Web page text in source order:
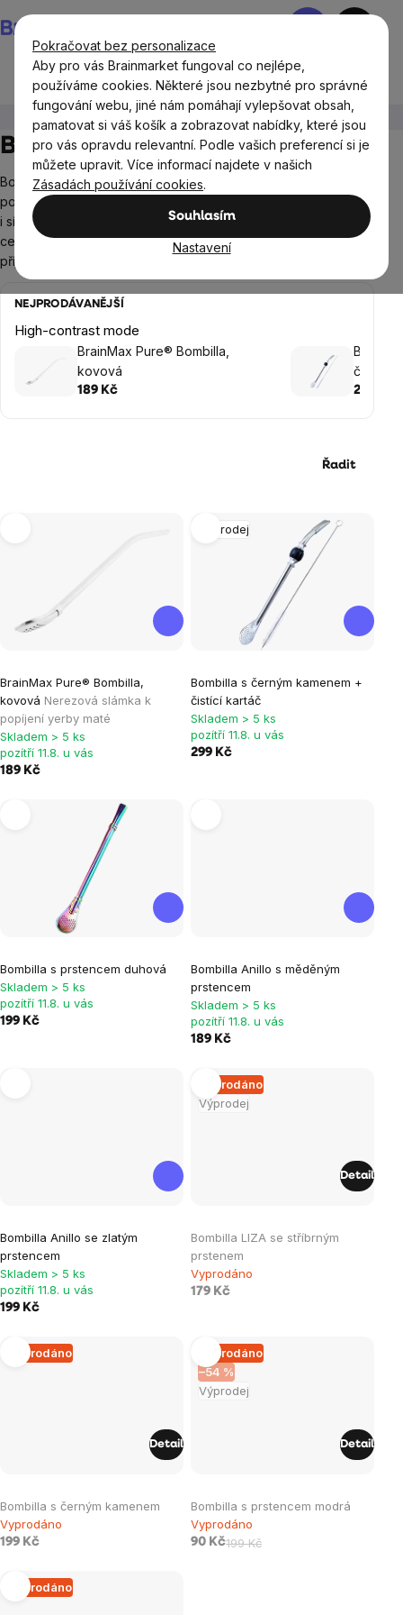
Pokračovat bez personalizace
Aby pro vás Brainmarket fungoval co nejlépe,
používáme cookies. Některé jsou nezbytné pro správné
fungování webu, jiné nám pomáhají vylepšovat obsah,
pamatovat si váš košík a zobrazovat nabídky, které jsou
pro vás opravdu relevantní. Podle vašich preferencí si je
můžete upravit. Více informací najdete v našich
Zásadách používání cookies.
Souhlasím
Nastavení
na
obsah
Nákupní
Potraviny Nápoje BrainMax Yerba Maté Bombilly
Bombilly
Bombilla je nutná součást tradiční připravy yerby. Jde v
podstatě o brčko a filtr v jednom. Bombilla funguje jako slámka
i sítko zároveň, takže nápoj lze usrkávat, zatímco kousky
cesmíny zůstávají v kalabase. Pití yerba maté je pak mnohem
příjemnější.
NEJPRODÁVANĚJŠÍ
High-contrast mode
BrainMax Pure® Bombilla,
kovová
189 Kč
čistící
299 Kč
Řadit
BrainMax Pure® Bombilla,
kovová Nerezová slámka k
popíjení yerby maté
hodnocení
produktu
je
5,0
z
Skladem > 5 ks
pozítří 11.8. u vás
189 Kč
Výprodej
Bombilla s černým kamenem +
čistící kartáč
hodnocení
produktu
je
0,0
Skladem > 5 ks
pozítří 11.8. u vás
299 Kč
Bombilla s prstencem duhová
hodnocení
produktu
je
Skladem > 5 ks
pozítří 11.8. u vás
199 Kč
Bombilla Anillo s měděným
prstencem
Skladem > 5 ks
pozítří 11.8. u vás
189 Kč
Bombilla Anillo se zlatým
prstencem
hodnocení
produktu
je
5,0
Skladem > 5 ks
pozítří 11.8. u vás
199 Kč
Výprodej
Vyprodáno
Bombilla LIZA se stříbrným
prstenem
hodnocení
produktu
je
hvězdiček.
Vyprodáno
179 Kč
Detail
Vyprodáno
Bombilla s černým kamenem
hodnocení
produktu
Vyprodáno
199 Kč
Detail
Výprodej
Vyprodáno
–54 %
Bombilla s prstencem modrá
Vyprodáno
90 Kč199 Kč
Detail
Vyprodáno